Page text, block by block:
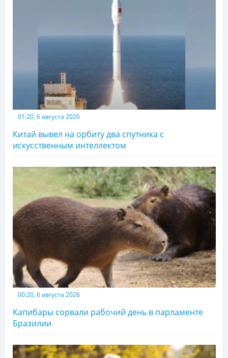
01:20, 6 августа 2026
Китай вывел на орбиту два спутника с
искусственным интеллектом
00:20, 6 августа 2026
Капибары сорвали рабочий день в парламенте
Бразилии